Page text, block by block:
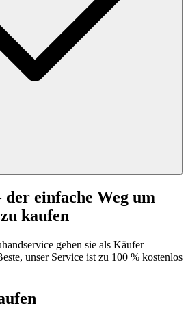
einfache Weg um
kaufen
gehen sie als Käufer
unser Service ist zu 100 % kostenlos